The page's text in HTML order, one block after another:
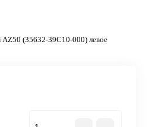
(35632-39C10-000) левое